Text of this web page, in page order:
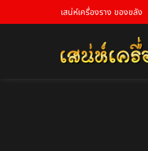
เสน่ห์เครื่องราง ของขลัง